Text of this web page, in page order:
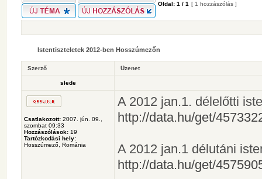
Oldal: 1 / 1 [ 1 hozzászólás ]
Istentiszteletek 2012-ben Hosszúmezőn
Szerző Üzenet
slede
Csatlakozott: 2007. jún. 09.,
szombat 09:33
Hozzászólások: 19
Tartózkodási hely:
Hosszúmező, Románia
A 2012 jan.1. délelőtti
http://data.hu/get/
A 2012 jan.1 délutáni
http://data.hu/get/